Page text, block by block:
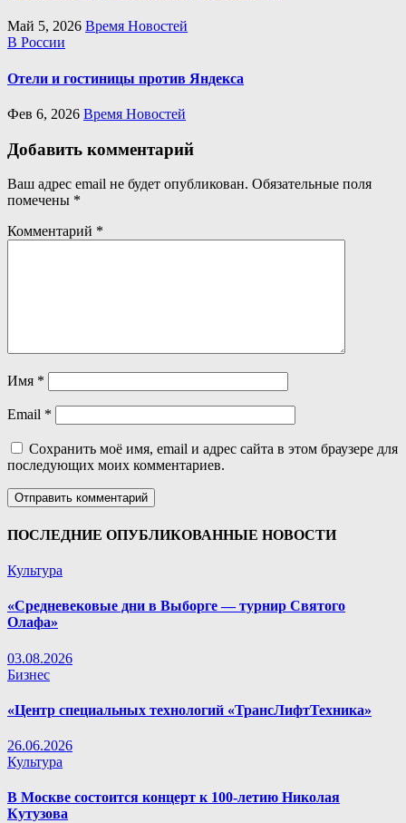
Май 5, 2026 Время Новостей
В России
Отели и гостиницы против Яндекса
Фев 6, 2026 Время Новостей
Добавить комментарий
Ваш адрес email не будет опубликован. Обязательные поля
помечены *
Комментарий *
Имя *
Email *
Сохранить моё имя, email и адрес сайта в этом браузере для
последующих моих комментариев.
ПОСЛЕДНИЕ ОПУБЛИКОВАННЫЕ НОВОСТИ
Культура
«Средневековые дни в Выборге — турнир Святого
Олафа»
03.08.2026
Бизнес
«Центр специальных технологий «ТрансЛифтТехника»
26.06.2026
Культура
В Москве состоится концерт к 100-летию Николая
Кутузова